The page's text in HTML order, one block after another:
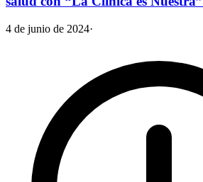
4 de junio de 2024·